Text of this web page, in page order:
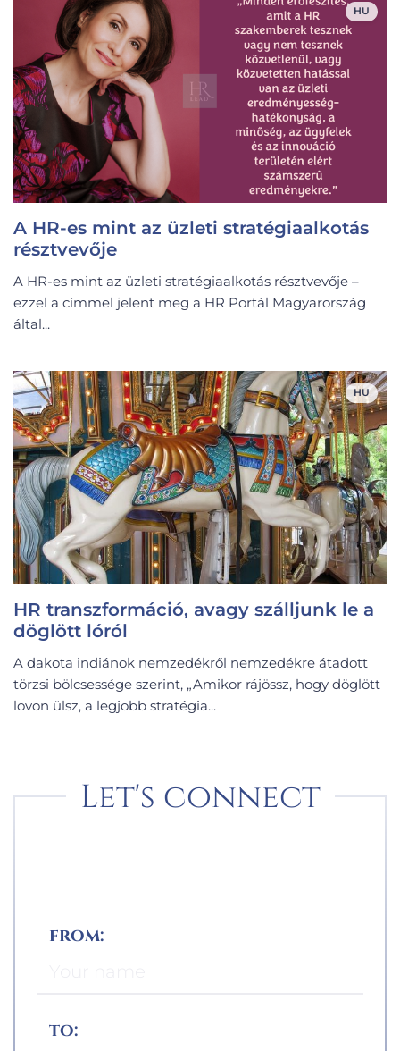
HU
A HR-es mint az üzleti stratégiaalkotás
résztvevője
A HR-es mint az üzleti stratégiaalkotás résztvevője –
ezzel a címmel jelent meg a HR Portál Magyarország
által...
HU
HR transzformáció, avagy szálljunk le a
döglött lóról
A dakota indiánok nemzedékről nemzedékre átadott
törzsi bölcsessége szerint, „Amikor rájössz, hogy döglött
lovon ülsz, a legjobb stratégia...
Let's connect
from:
to: